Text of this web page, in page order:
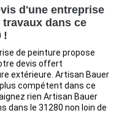
d'une entreprise
dans ce
!
de peinture propose
devis offert
extérieure. Artisan Bauer
compétent dans ce
rien Artisan Bauer
dans le 31280 non loin de